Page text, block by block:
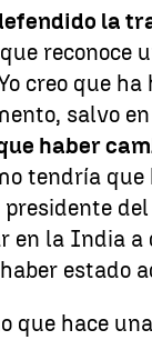
la
reconoce
creo que
salvo
haber
tendría que
del
en la India a
estado
que hace